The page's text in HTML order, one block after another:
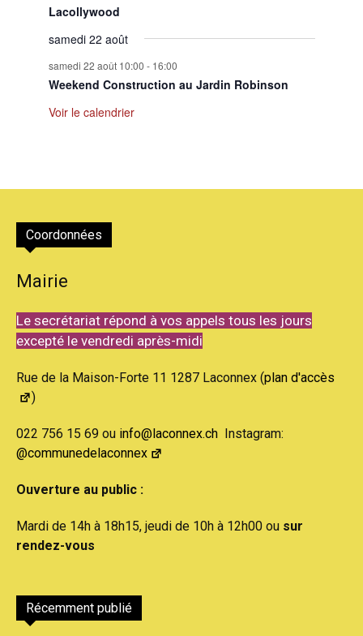
Lacollywood
samedi 22 août
samedi 22 août 10:00 - 16:00
Weekend Construction au Jardin Robinson
Voir le calendrier
Coordonnées
Mairie
Le secrétariat répond à vos appels tous les jours
excepté le vendredi après-midi
Rue de la Maison-Forte 11 1287 Laconnex (plan d'accès
)
022 756 15 69 ou info@laconnex.ch Instagram:
@communedelaconnex
Ouverture au public :
Mardi de 14h à 18h15, jeudi de 10h à 12h00 ou sur
rendez-vous
Récemment publié